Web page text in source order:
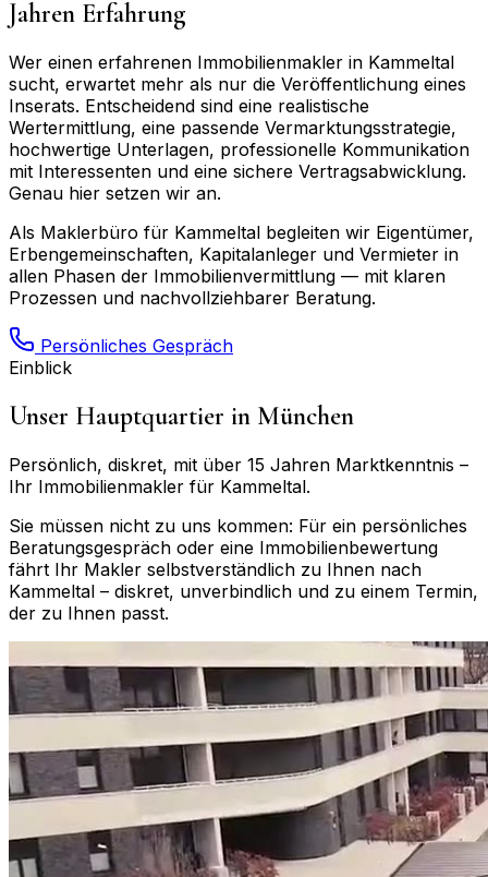
Jahren Erfahrung
Wer einen erfahrenen Immobilienmakler in Kammeltal
sucht, erwartet mehr als nur die Veröffentlichung eines
Inserats. Entscheidend sind eine realistische
Wertermittlung, eine passende Vermarktungsstrategie,
hochwertige Unterlagen, professionelle Kommunikation
mit Interessenten und eine sichere Vertragsabwicklung.
Genau hier setzen wir an.
Als Maklerbüro für Kammeltal begleiten wir Eigentümer,
Erbengemeinschaften, Kapitalanleger und Vermieter in
allen Phasen der Immobilienvermittlung — mit klaren
Prozessen und nachvollziehbarer Beratung.
Persönliches Gespräch
Einblick
Unser Hauptquartier in München
Persönlich, diskret, mit über 15 Jahren Marktkenntnis –
Ihr Immobilienmakler für Kammeltal.
Sie müssen nicht zu uns kommen: Für ein persönliches
Beratungsgespräch oder eine Immobilienbewertung
fährt Ihr Makler selbstverständlich zu Ihnen nach
Kammeltal – diskret, unverbindlich und zu einem Termin,
der zu Ihnen passt.